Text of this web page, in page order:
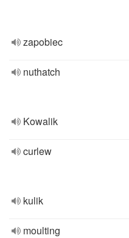
zapobiec
nuthatch
Kowalik
curlew
kulik
moulting